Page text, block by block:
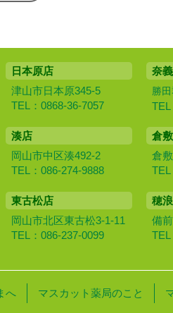
日本原店
津山市日本原345-5
TEL：0868-36-7057
奈
勝
TEL
湊店
岡山市中区湊492-2
TEL：086-274-9888
倉
倉
TEL
東古松店
岡山市北区東古松3-1-11
TEL：086-237-0099
穂
備
TEL
へ マスカット薬局のこと